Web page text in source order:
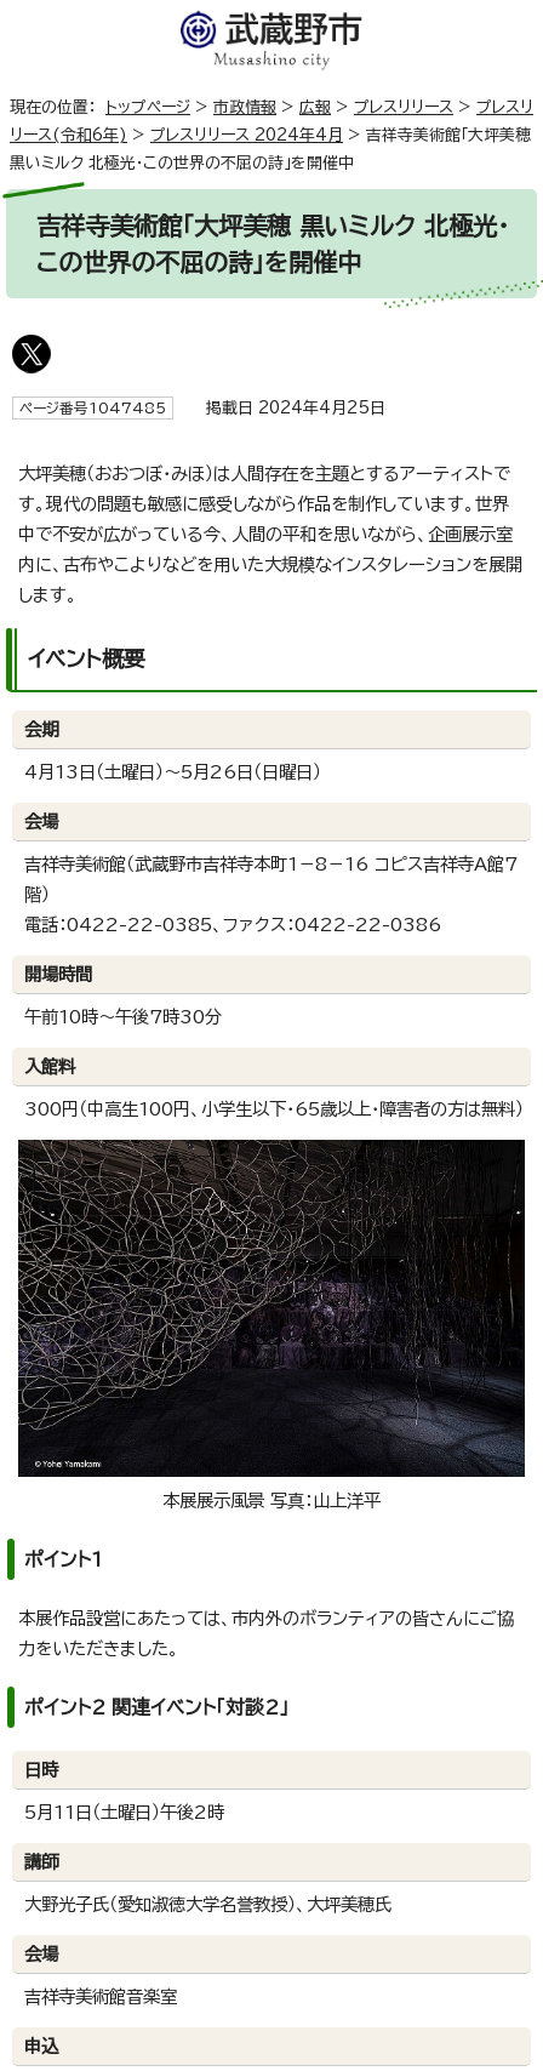
現在の位置： トップページ > 市政情報 > 広報 > プレスリリース > プレスリ
リース(令和6年) > プレスリリース 2024年4月 > 吉祥寺美術館「大坪美穂
黒いミルク 北極光・この世界の不屈の詩」を開催中
吉祥寺美術館「大坪美穂 黒いミルク 北極光・
この世界の不屈の詩」を開催中
ページ番号1047485 掲載日 2024年4月25日
大坪美穂（おおつぼ・みほ）は人間存在を主題とするアーティストで
す。現代の問題も敏感に感受しながら作品を制作しています。世界
中で不安が広がっている今、人間の平和を思いながら、企画展示室
内に、古布やこよりなどを用いた大規模なインスタレーションを展開
します。
イベント概要
会期
4月13日（土曜日）～5月26日（日曜日）
会場
吉祥寺美術館（武蔵野市吉祥寺本町1－8－16 コピス吉祥寺A館7
階）
電話：0422-22-0385、ファクス：0422-22-0386
開場時間
午前10時～午後7時30分
入館料
300円（中高生100円、小学生以下・65歳以上・障害者の方は無料）
本展展示風景 写真：山上洋平
ポイント1
本展作品設営にあたっては、市内外のボランティアの皆さんにご協
力をいただきました。
ポイント2 関連イベント「対談2」
日時
5月11日（土曜日）午後2時
講師
大野光子氏（愛知淑徳大学名誉教授）、大坪美穂氏
会場
吉祥寺美術館音楽室
申込